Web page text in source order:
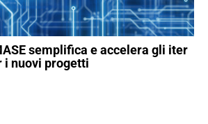
semplifica e accelera gli iter
nuovi progetti